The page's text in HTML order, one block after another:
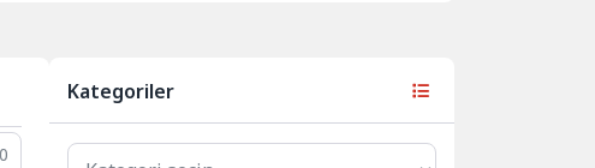
0
Kategoriler
Kategoriler